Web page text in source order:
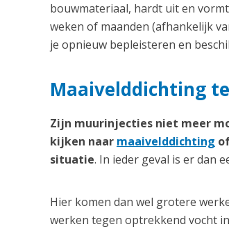
bouwmateriaal, hardt uit en
weken of maanden (afhankelijk
je opnieuw bepleisteren en
Maaivelddichting
Zijn muurinjecties niet meer
kijken naar maaivelddichting
situatie. In ieder geval is er dan
Hier komen dan wel grotere
werken tegen optrekkend vocht